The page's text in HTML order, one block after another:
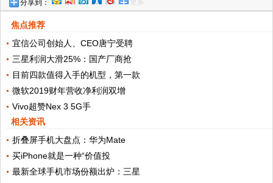
分享到：
焦点推荐
宜信公司创始人、CEO唐宁受聘
三星利润大滑25%：国产厂商抢
目前四款值得入手的机型，第一款
微软2019财年营收净利润双增
Vivo超赞Nex 3 5G手
相关资讯
折叠屏手机大盘点：华为Mate
买iPhone就是一种“价值投
最新全球手机市场份额出炉：三星